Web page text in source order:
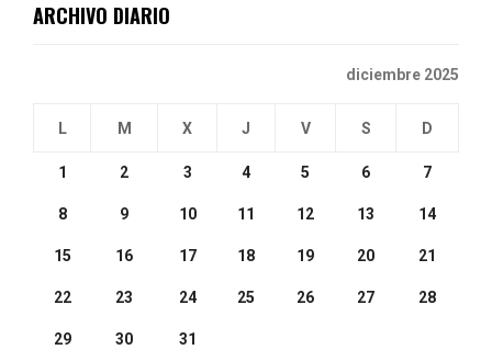
ARCHIVO DIARIO
diciembre 2025
L M X J V S D
1 2 3 4 5 6 7
8 9 10 11 12 13 14
15 16 17 18 19 20 21
22 23 24 25 26 27 28
29 30
31